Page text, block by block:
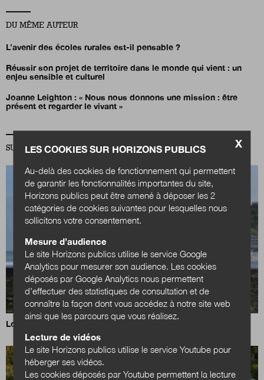
DU MÊME AUTEUR
L’avenir des écoles rurales est-il pensable ?
Réussir son projet de territoire dans le monde qui vient : un
enjeu sensible et culturel
Joanne Leighton : « Nous nous donnons une mission : être
présent et regarder le vivant »
SUR LA MÊME THÉMATIQUE TERRITOIRES
Loi Littoral : un nouvel équilibre à trouver
X
LES COOKIES SUR HORIZONS PUBLICS
Au-delà des cookies de fonctionnement qui permettent
de garantir les fonctionnalités importantes du site,
Horizons publics peut être amené à déposer les 2
catégories de cookies suivantes pour lesquelles nous
sollicitons votre consentement.
Mesure d’audience
Le site Horizons publics utilise le service Google
Analytics pour mesurer son audience. Les cookies
déposés par Google Analytics nous permettent
d’effectuer des statistiques de consultation et de
connaître la façon dont vous accédez à notre site web
ainsi que les parcours que vous réalisez.
Lecture de vidéos
Le site Horizons publics utilise le service Youtube pour
héberger ses vidéos.
Les cookies déposés par Youtube permettent la lecture